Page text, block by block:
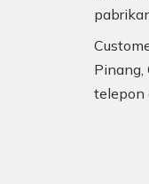
Pinang,
telepon